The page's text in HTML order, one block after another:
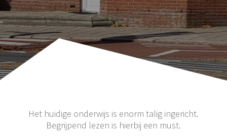
Het huidige onderwijs is enorm talig ingericht.
Begrijpend lezen is hierbij een must.